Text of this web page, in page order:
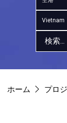
Vietnam
ホーム プロ